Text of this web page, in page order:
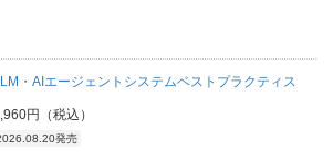
・AIエージェントシステムベストプラクティス
円（税込）
発売